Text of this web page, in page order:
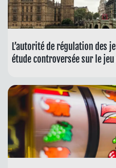
L’autorité de régulation des
étude controversée sur le